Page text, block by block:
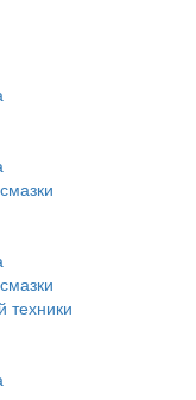
техники